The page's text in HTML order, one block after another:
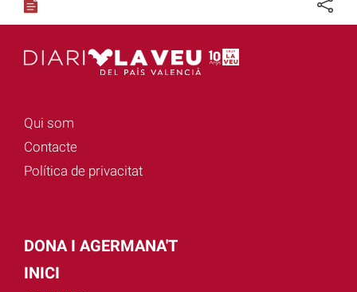
Qui som
Contacte
Política de privacitat
DONA I AGERMANA'T
INICI